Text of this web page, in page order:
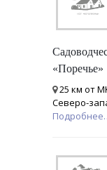
«Поречье»
25 км от
Северо-